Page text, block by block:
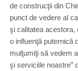
de construcţii din
punct de vedere al
şi calitatea acestora,
o influenţă puternică
mulţumiţi să vedem
şi serviciile noastre”